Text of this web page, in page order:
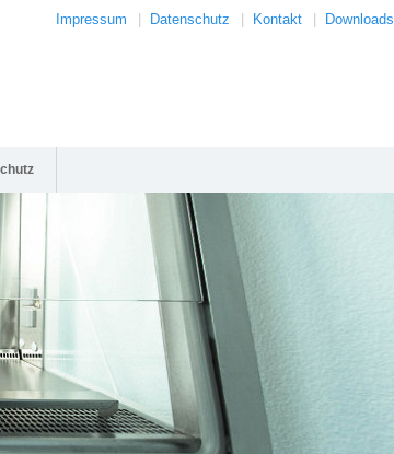
Impressum Datenschutz Kontakt Downloads